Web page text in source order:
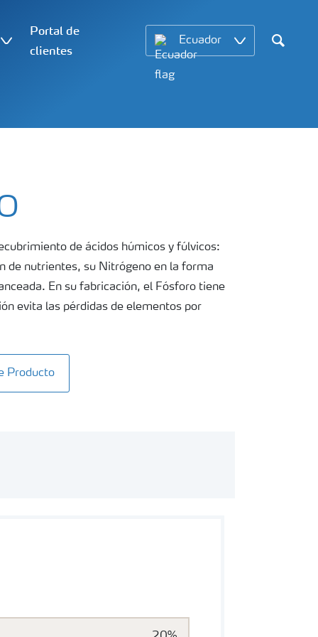
Portal de
clientes
Ecuador
Search
de ácidos húmicos y fúlvicos:
de nutrientes, su Nitrógeno en la forma
tiene
evita las pérdidas de elementos por
Producto